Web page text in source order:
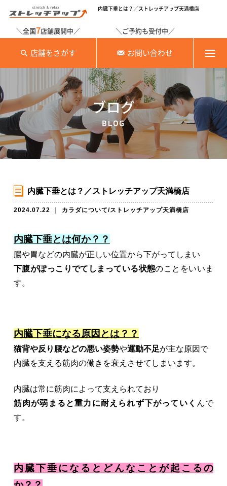
内臓下垂とは？／ストレッチアップ天満橋店
＼全国7店舗展開中／
店舗をさがす
＼ご予約も受付中／
お問い合わせ
ブログ
BLOG
内臓下垂とは？／ストレッチアップ天満橋店
2024.07.22 カラダについて/ストレッチアップ天満橋店
内臓下垂とは何か？？
腸や胃などの内臓が正しい位置から下がってしまい
下腹がぽっこりでてしまっている状態のことをいいま
す。
内臓下垂になる原因とは？？
猫背や反り腰などの悪い姿勢や運動不足が主な原因で
内臓を支える筋肉の働きを衰えさせてしまいます。
内臓は常に筋肉によって支えられており
筋肉が弱まると重力に耐えられず下がっていく んで
す。
内臓下垂になるとどんなことが起こるの